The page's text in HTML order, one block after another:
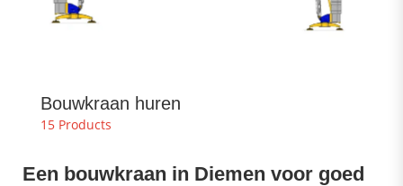
Bouwkraan huren
15 Products
Een bouwkraan in Diemen voor goed